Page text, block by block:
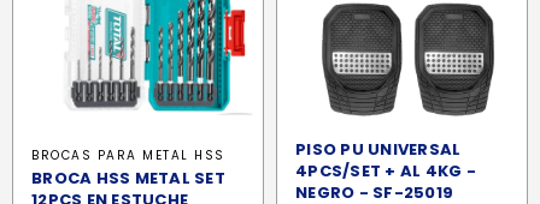
BROCAS PARA METAL HSS
BROCA HSS METAL SET
PISO PU UNIVERSAL
4PCS/SET + AL 4KG -
NEGRO - SF-25019